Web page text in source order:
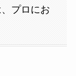
プロにお